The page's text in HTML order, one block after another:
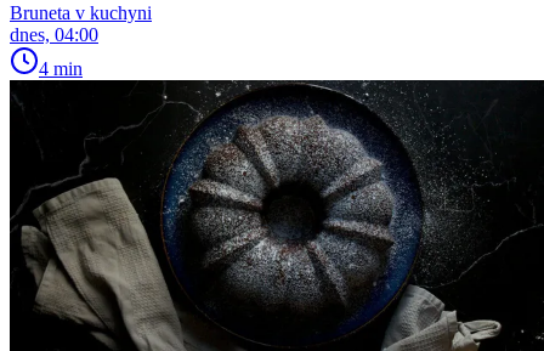
Bruneta v kuchyni
dnes, 04:00
4 min